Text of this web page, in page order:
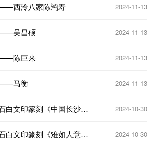
西泠八家陈鸿寿 2024-11-13
——吴昌硕 2024-11-13
——陈巨来 2024-11-13
——马衡 2024-11-13
白文印篆刻《中国长沙湘
2024-10-30
白文印篆刻《难如人意一
2024-10-30